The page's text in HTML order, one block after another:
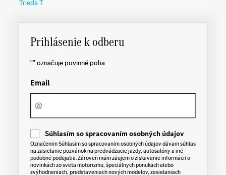
Trieda T
Prihlásenie k odberu
"" označuje povinné polia
Email
C
o
n
s
e
n
Súhlasím so spracovaním osobných údajov
Označením Súhlasím so spracovaním osobných údajov dávam súhlas
na zasielanie pozvánok na predvádzacie jazdy, autosalóny a iné
podobné podujatia. Zároveň mám záujem o získavanie informácií o
novinkách zo sveta motorizmu, špeciálnych ponukách alebo
zvýhodneniach, predstaveniach nových modelov, zasielaniach